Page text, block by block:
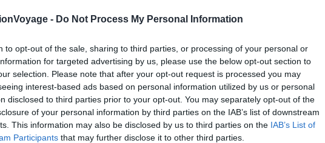
- Do Not Process My Personal Information
to opt-out of the sale, sharing to third parties, or processing of your personal or
for targeted advertising by us, please use the below opt-out section to
selection. Please note that after your opt-out request is processed you may
interest-based ads based on personal information utilized by us or personal
disclosed to third parties prior to your opt-out. You may separately opt-out of the
of your personal information by third parties on the IAB’s list of downstream
This information may also be disclosed by us to third parties on the IAB’s List of
Participants that may further disclose it to other third parties.